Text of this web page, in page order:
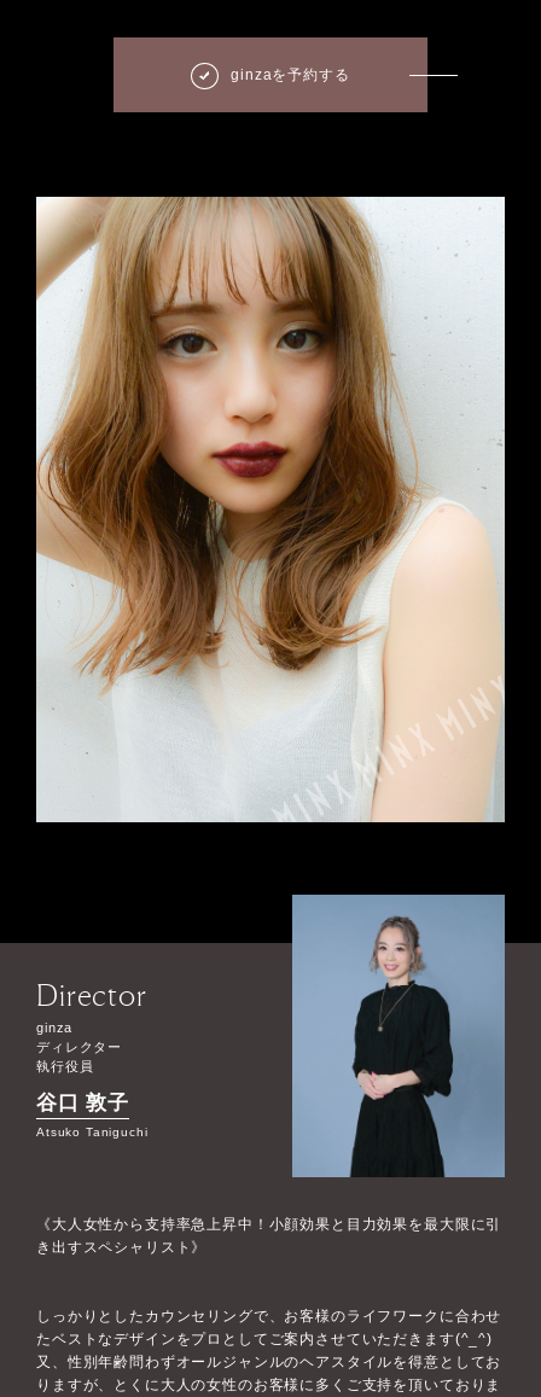
ginzaを予約する
Director
ginza
ディレクター
執行役員
谷口 敦子
Atsuko Taniguchi
《大人女性から支持率急上昇中！小顔効果と目力効果を最大限に引
き出すスペシャリスト》
しっかりとしたカウンセリングで、お客様のライフワークに合わせ
たベストなデザインをプロとしてご案内させていただきます(^_^)
又、性別年齢問わずオールジャンルのヘアスタイルを得意としてお
りますが、とくに大人の女性のお客様に多くご支持を頂いておりま